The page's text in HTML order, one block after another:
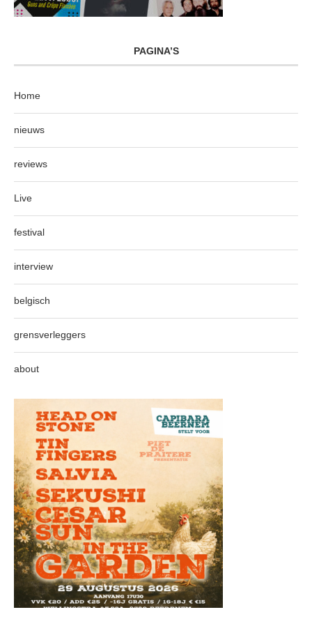
PAGINA’S
Home
nieuws
reviews
Live
festival
interview
belgisch
grensverleggers
about